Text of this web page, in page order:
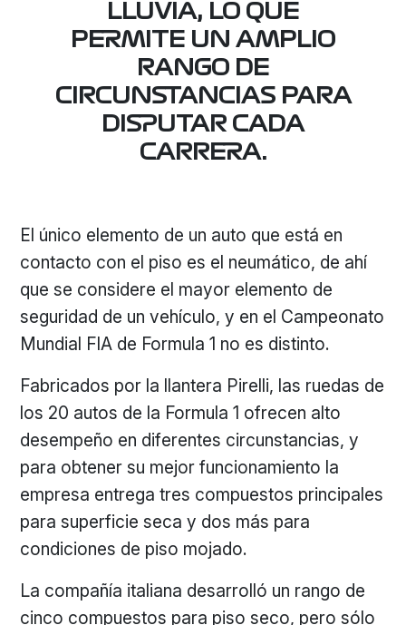
LLUVIA, LO QUE
PERMITE UN AMPLIO
RANGO DE
CIRCUNSTANCIAS PARA
DISPUTAR CADA
CARRERA.
El único elemento de un auto que está en
contacto con el piso es el neumático, de ahí
que se considere el mayor elemento de
seguridad de un vehículo, y en el Campeonato
Mundial FIA de Formula 1 no es distinto.
Fabricados por la llantera Pirelli, las ruedas de
los 20 autos de la Formula 1 ofrecen alto
desempeño en diferentes circunstancias, y
para obtener su mejor funcionamiento la
empresa entrega tres compuestos principales
para superficie seca y dos más para
condiciones de piso mojado.
La compañía italiana desarrolló un rango de
cinco compuestos para piso seco, pero sólo